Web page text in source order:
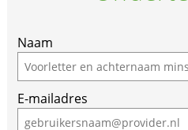
Naam
E-mailadres